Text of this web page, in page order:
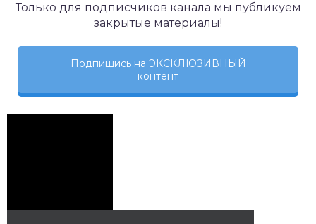
Только для подписчиков канала мы публикуем
закрытые материалы!
Подпишись на ЭКСКЛЮЗИВНЫЙ
контент